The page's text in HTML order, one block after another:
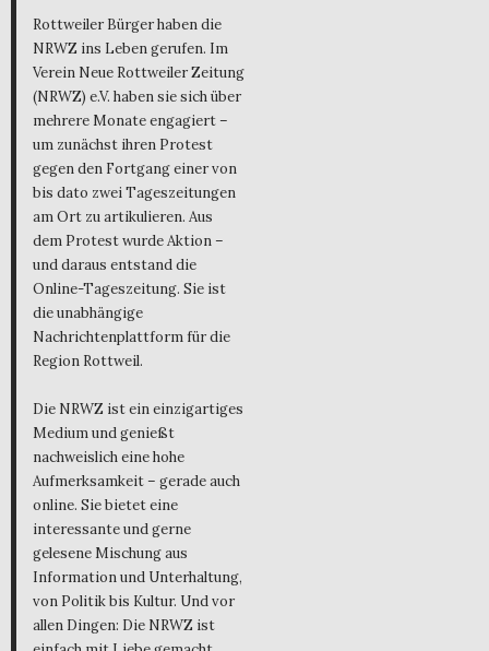
Rottweiler Bürger haben die
NRWZ ins Leben gerufen. Im
Verein Neue Rottweiler Zeitung
(NRWZ) e.V. haben sie sich über
mehrere Monate engagiert –
um zunächst ihren Protest
gegen den Fortgang einer von
bis dato zwei Tageszeitungen
am Ort zu artikulieren. Aus
dem Protest wurde Aktion –
und daraus entstand die
Online-Tageszeitung. Sie ist
die unabhängige
Nachrichtenplattform für die
Region Rottweil.
Die NRWZ ist ein einzigartiges
Medium und genießt
nachweislich eine hohe
Aufmerksamkeit – gerade auch
online. Sie bietet eine
interessante und gerne
gelesene Mischung aus
Information und Unterhaltung,
von Politik bis Kultur. Und vor
allen Dingen: Die NRWZ ist